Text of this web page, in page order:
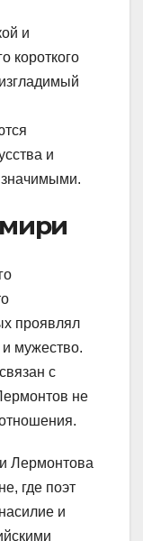
и
короткого
и
значимыми.
проявлял
мужество.
с
не
Лермонтова
где поэт
и